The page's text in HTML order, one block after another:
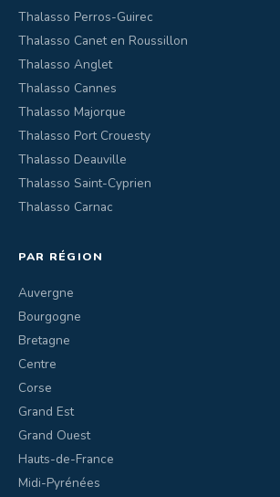
Thalasso Perros-Guirec
Thalasso Canet en Roussillon
Thalasso Anglet
Thalasso Cannes
Thalasso Majorque
Thalasso Port Crouesty
Thalasso Deauville
Thalasso Saint-Cyprien
Thalasso Carnac
PAR RÉGION
Auvergne
Bourgogne
Bretagne
Centre
Corse
Grand Est
Grand Ouest
Hauts-de-France
Midi-Pyrénées